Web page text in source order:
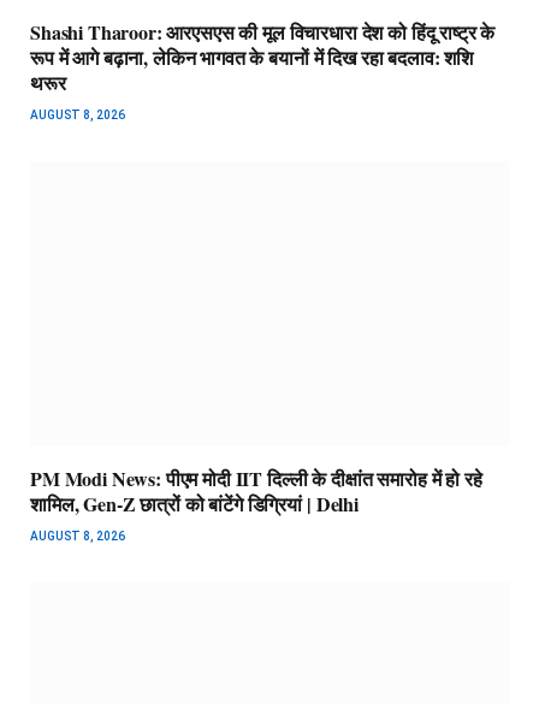
Shashi Tharoor: आरएसएस की मूल विचारधारा देश को हिंदू राष्ट्र के
रूप में आगे बढ़ाना, लेकिन भागवत के बयानों में दिख रहा बदलाव: शशि
थरूर
AUGUST 8, 2026
PM Modi News: पीएम मोदी IIT दिल्ली के दीक्षांत समारोह में हो रहे
शामिल, Gen-Z छात्रों को बांटेंगे डिग्रियां | Delhi
AUGUST 8, 2026